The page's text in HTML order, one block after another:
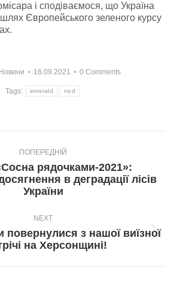
і сподіваємося, що Україна
Європейського зеленого курсу
Новини 16.09.2021 0 Comments
Tags: emerald ned
ПОПЕРЕДНІЙ
Попередній
пост:
рядочками-2021»:
в деградації лісів
України
NEXT
Next
post:
з нашої виїзної
на Херсонщині!